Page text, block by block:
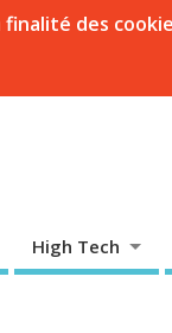
des
High Tech